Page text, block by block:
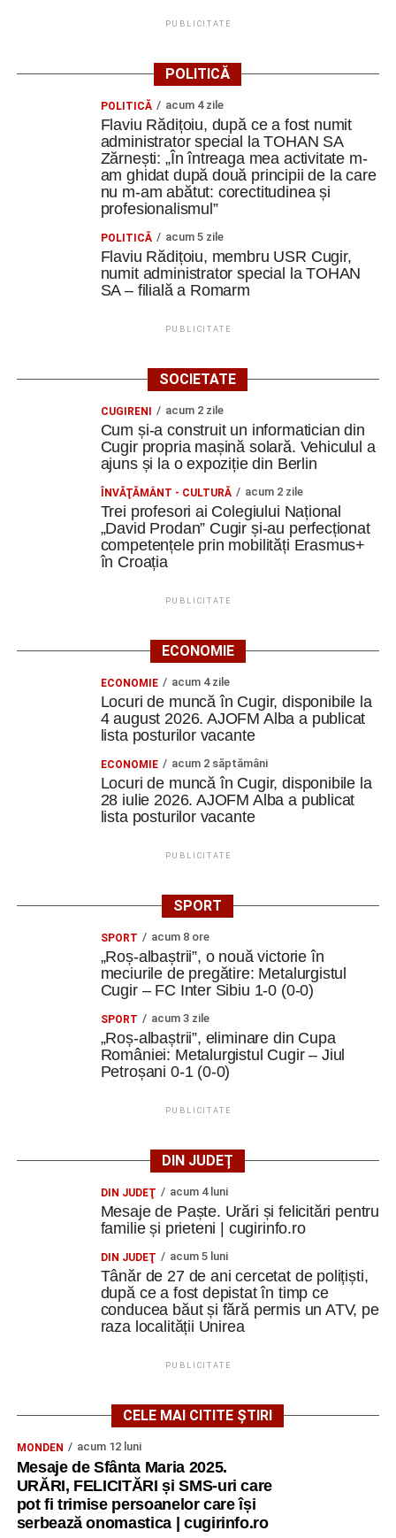
PUBLICITATE
POLITICĂ
POLITICĂ acum 4 zile
Flaviu Rădițoiu, după ce a fost numit
administrator special la TOHAN SA
Zărnești: „În întreaga mea activitate m-
am ghidat după două principii de la care
nu m-am abătut: corectitudinea și
profesionalismul”
POLITICĂ acum 5 zile
Flaviu Rădițoiu, membru USR Cugir,
numit administrator special la TOHAN
SA – filială a Romarm
PUBLICITATE
SOCIETATE
CUGIRENI acum 2 zile
Cum și-a construit un informatician din
Cugir propria mașină solară. Vehiculul a
ajuns și la o expoziție din Berlin
ÎNVĂŢĂMÂNT - CULTURĂ acum 2 zile
Trei profesori ai Colegiului Național
„David Prodan” Cugir și-au perfecționat
competențele prin mobilități Erasmus+
în Croația
PUBLICITATE
ECONOMIE
ECONOMIE acum 4 zile
Locuri de muncă în Cugir, disponibile la
4 august 2026. AJOFM Alba a publicat
lista posturilor vacante
ECONOMIE acum 2 săptămâni
Locuri de muncă în Cugir, disponibile la
28 iulie 2026. AJOFM Alba a publicat
lista posturilor vacante
PUBLICITATE
SPORT
SPORT acum 8 ore
„Roș-albaștrii”, o nouă victorie în
meciurile de pregătire: Metalurgistul
Cugir – FC Inter Sibiu 1-0 (0-0)
SPORT acum 3 zile
„Roș-albaștrii”, eliminare din Cupa
României: Metalurgistul Cugir – Jiul
Petroșani 0-1 (0-0)
PUBLICITATE
DIN JUDEȚ
DIN JUDEŢ acum 4 luni
Mesaje de Paște. Urări și felicitări pentru
familie și prieteni | cugirinfo.ro
DIN JUDEŢ acum 5 luni
Tânăr de 27 de ani cercetat de polițiști,
după ce a fost depistat în timp ce
conducea băut și fără permis un ATV, pe
raza localității Unirea
PUBLICITATE
CELE MAI CITITE ȘTIRI
MONDEN acum 12 luni
Mesaje de Sfânta Maria 2025.
URĂRI, FELICITĂRI și SMS-uri care
pot fi trimise persoanelor care își
serbează onomastica | cugirinfo.ro